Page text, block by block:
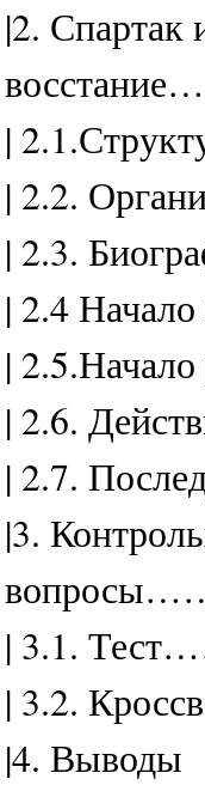
|2. Спартак
|
| 2.2.
| 2.3.
| 2.4
|
| 2.6.
| 2.7.
|3.
| 3.1.
| 3.2.
|4. Выводы